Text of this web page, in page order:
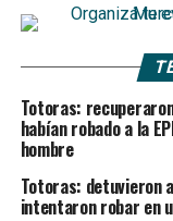
Totoras:
habían robado a la
hombre
Totoras: detuvieron
intentaron robar en